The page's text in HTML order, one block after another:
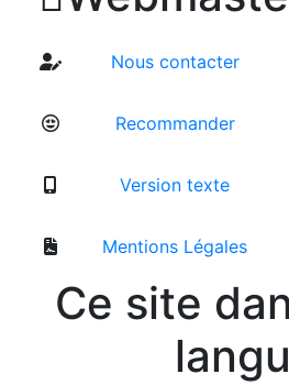
Nous contacter
Recommander
Version texte
Mentions Légales
Ce site